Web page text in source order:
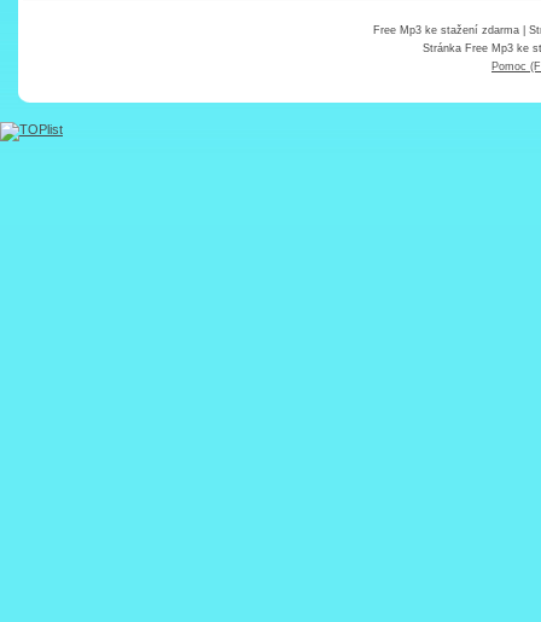
Free Mp3 ke stažení zdarma|
Stránka Free Mp3 ke
Pomoc